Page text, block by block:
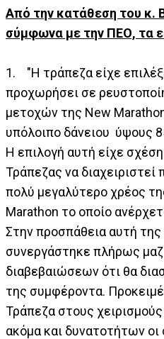
Από την κατάθεση του κ.
σύμφωνα με την ΠΕΟ, τα
1. "Η τράπεζα είχε
προχωρήσει σε
μετοχών της New
υπόλοιπο δάνειου ύψους
Η επιλογή αυτή είχε
Τράπεζας να
πολύ μεγαλύτερο χρέος
Marathon το οποίο
Στην προσπάθεια αυτή
συνεργάστηκε πλήρως
διαβεβαιώσεων ότι θα
της συμφέροντα.
Τράπεζα στους
ακόμα και δυνατοτήτων